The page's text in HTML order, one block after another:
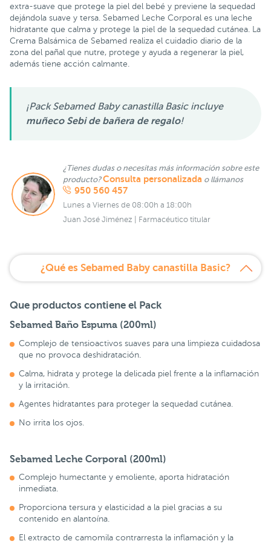
extra-suave que protege la piel del bebé y previene la sequedad
dejándola suave y tersa. Sebamed Leche Corporal es una leche
hidratante que calma y protege la piel de la sequedad cutánea. La
Crema Balsámica de Sebamed realiza el cuidadio diario de la
zona del pañal que nutre, protege y ayuda a regenerar la piel,
además tiene acción calmante.
¡Pack Sebamed Baby canastilla Basic incluye
muñeco Sebi de bañera de regalo!
¿Tienes dudas o necesitas más información sobre este
producto?Consulta personalizada o llámanos
950 560 457
Lunes a Viernes de 08:00h a 18:00h
Juan José Jiménez | Farmacéutico titular
¿Qué es Sebamed Baby canastilla Basic?
Que productos contiene el Pack
Sebamed Baño Espuma (200ml)
Complejo de tensioactivos suaves para una limpieza cuidadosa
que no provoca deshidratación.
Calma, hidrata y protege la delicada piel frente a la inflamación
y la irritación.
Agentes hidratantes para proteger la sequedad cutánea.
No irrita los ojos.
Sebamed Leche Corporal (200ml)
Complejo humectante y emoliente, aporta hidratación
inmediata.
Proporciona tersura y elasticidad a la piel gracias a su
contenido en alantoína.
El extracto de camomila contrarresta la inflamación y la